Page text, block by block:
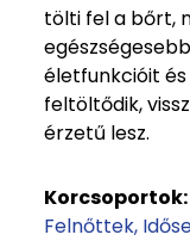
tölti fel a bőrt,
életfunkcióit
feltöltődik,
érzetű lesz.
Korcsoportok:
Felnőttek